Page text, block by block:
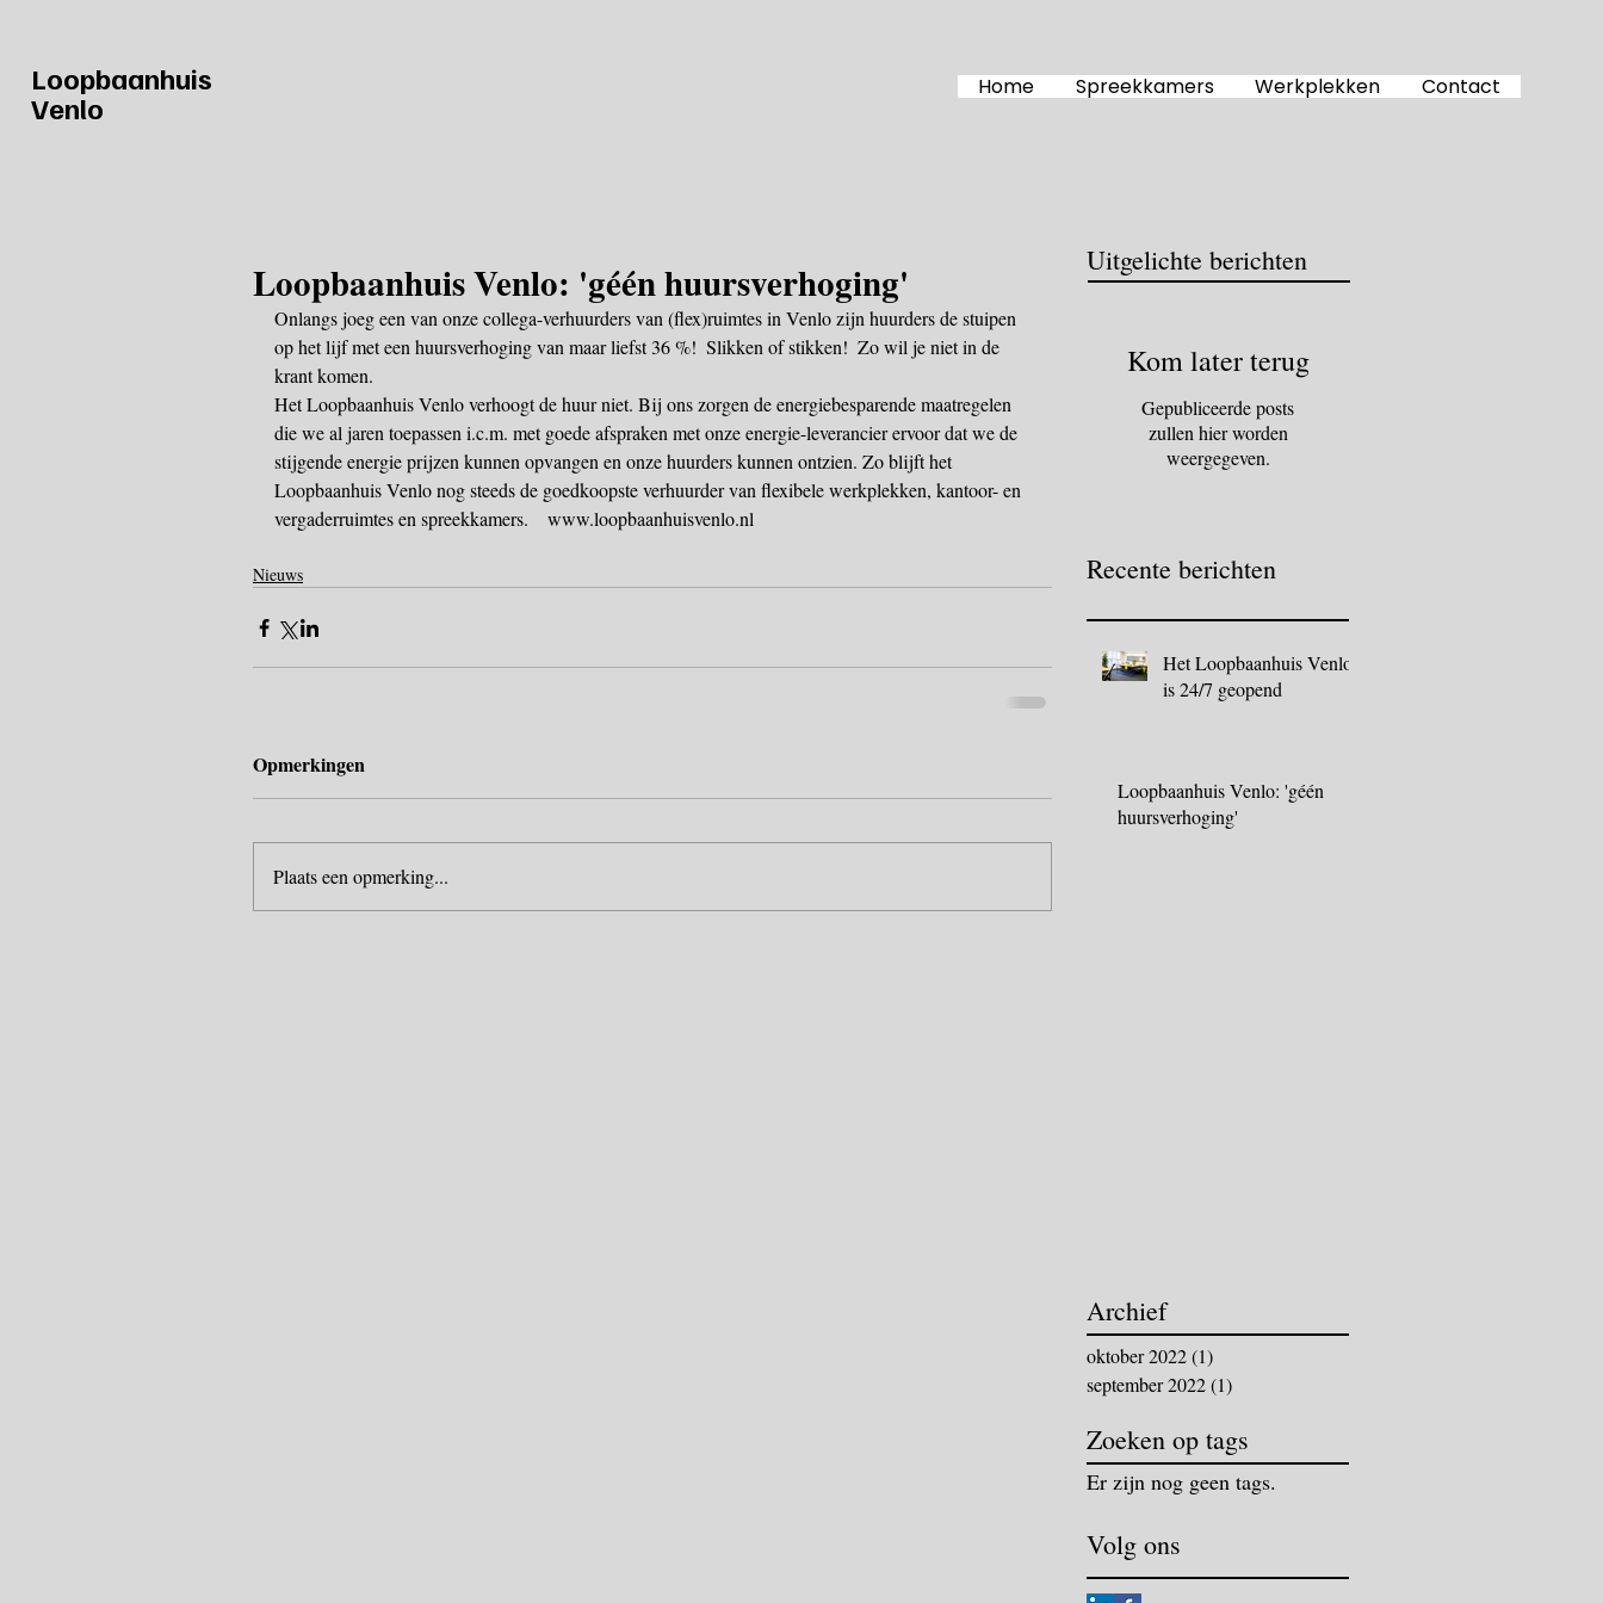
Loopbaanhuis
Venlo
Home Spreekkamers Werkplekken Contact
Loopbaanhuis Venlo: 'géén huursverhoging'
Onlangs joeg een van onze collega-verhuurders van (flex)ruimtes in Venlo zijn huurders de stuipen
op het lijf met een huursverhoging van maar liefst 36 %!  Slikken of stikken!  Zo wil je niet in de
krant komen.
Het Loopbaanhuis Venlo verhoogt de huur niet. Bij ons zorgen de energiebesparende maatregelen
die we al jaren toepassen i.c.m. met goede afspraken met onze energie-leverancier ervoor dat we de
stijgende energie prijzen kunnen opvangen en onze huurders kunnen ontzien. Zo blijft het
Loopbaanhuis Venlo nog steeds de goedkoopste verhuurder van flexibele werkplekken, kantoor- en
vergaderruimtes en spreekkamers.    www.loopbaanhuisvenlo.nl
Nieuws
Opmerkingen
Plaats een opmerking...
Uitgelichte berichten
Kom later terug
Gepubliceerde posts
zullen hier worden
weergegeven.
Recente berichten
Het Loopbaanhuis Venlo
is 24/7 geopend
Loopbaanhuis Venlo: 'géén
huursverhoging'
Archief
oktober 2022(1)
september 2022(1)
Zoeken op tags
Er zijn nog geen tags.
Volg ons